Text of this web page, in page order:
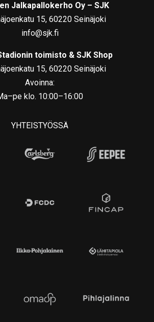
Jalkapallokerho Oy – SJK
15, 60220 Seinäjoki
info@sjk.fi
toimisto & SJK Shop
15, 60220 Seinäjoki
Avoinna:
klo. 10:00–16:00
YHTEISTYÖSSÄ